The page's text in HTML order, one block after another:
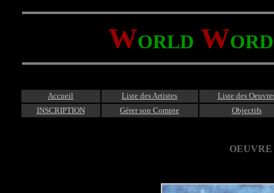
WORLD WORD
Accueil Liste des Artistes
Liste des
INSCRIPTION
Gérer son Compte Objectifs